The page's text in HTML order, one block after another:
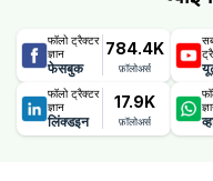
फॉलो ट्रैक्टर
ज्ञान
फेसबुक
784.4K
फ़ॉलोअर्स
फॉलो ट्रैक्टर
ज्ञान
लिंक्डइन
17.9K
फ़ॉलोअर्स